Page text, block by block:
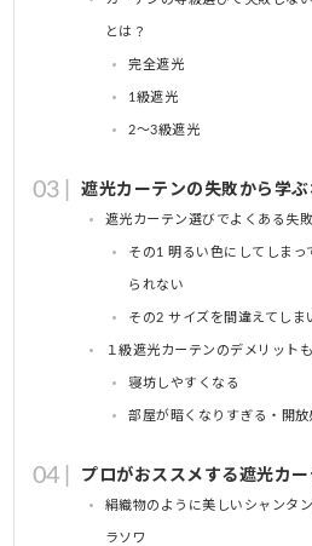
とは？
完全遮光
1級遮光
2～3級遮光
遮光カーテンの失敗から学ぶ
遮光カーテン選びでよくある失
その1 明るい色にしてしま
られない
その2 サイズを間違えてしま
１級遮光カーテンのデメリット
寝坊しやすくなる
部屋が暗くなりすぎる・開放
プロがおススメする遮光カー
絹織物のように美しいシャンタ
ラソワ